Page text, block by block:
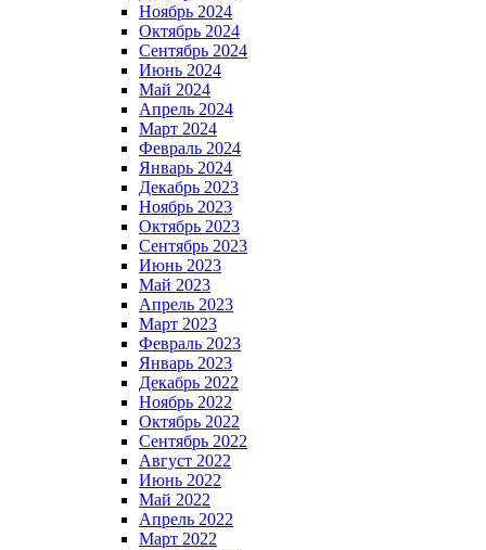
Ноябрь 2024
Октябрь 2024
Сентябрь 2024
Июнь 2024
Май 2024
Апрель 2024
Март 2024
Февраль 2024
Январь 2024
Декабрь 2023
Ноябрь 2023
Октябрь 2023
Сентябрь 2023
Июнь 2023
Май 2023
Апрель 2023
Март 2023
Февраль 2023
Январь 2023
Декабрь 2022
Ноябрь 2022
Октябрь 2022
Сентябрь 2022
Август 2022
Июнь 2022
Май 2022
Апрель 2022
Март 2022